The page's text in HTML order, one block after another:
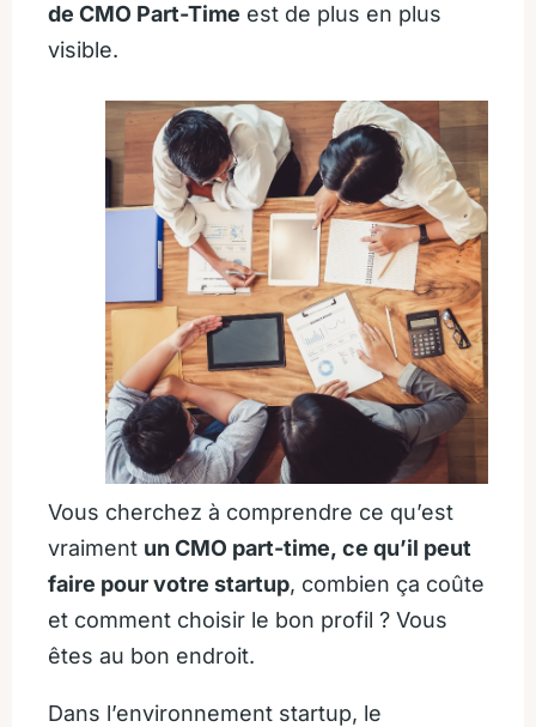
de CMO Part-Time est de plus en plus
visible.
Vous cherchez à comprendre ce qu’est
vraiment un CMO part-time, ce qu’il peut
faire pour votre startup, combien ça coûte
et comment choisir le bon profil ? Vous
êtes au bon endroit.
Dans l’environnement startup, le